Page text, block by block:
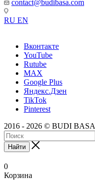
contact@budibasa.com
RU EN
Вконтакте
YouTube
Rutube
MAX
Google Plus
Яндекс.Дзен
TikTok
Pinterest
2016 - 2026 © BUDI
Найти
0
Корзина